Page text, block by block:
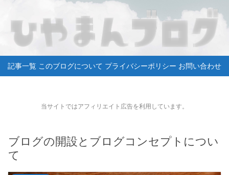
記事一覧 このブログについて プライバシーポリシー お問い合わせ
当サイトではアフィリエイト広告を利用しています。
ブログの開設とブログコンセプトについ
て